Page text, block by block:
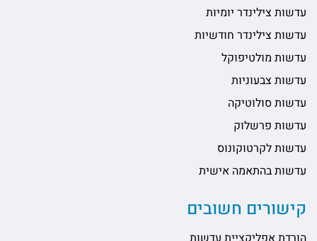
עדשות צילינדר יומיות
עדשות צילינדר חודשיות
עדשות מולטיפוקל
עדשות צבעוניות
עדשות סולוטיקה
עדשות פרשלוק
עדשות לקרטוקונוס
עדשות בהתאמה אישית
קישורים חשובים